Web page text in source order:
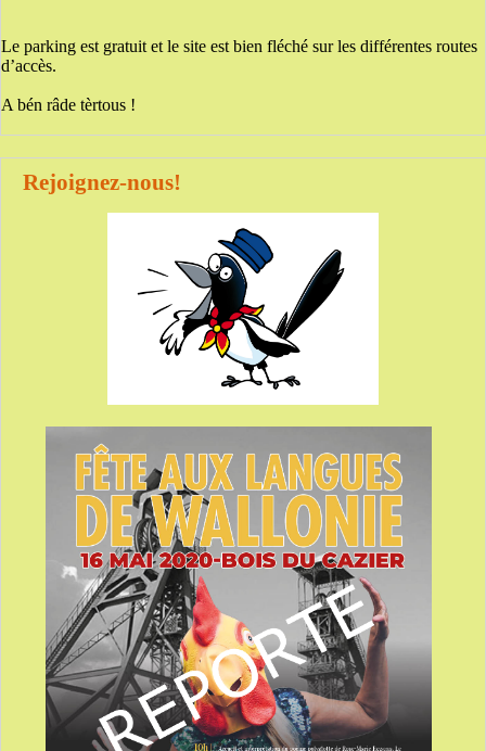
Le parking est gratuit et le site est bien fléché sur les différentes routes
d’accès.
A bén râde tèrtous !
Rejoignez-nous!